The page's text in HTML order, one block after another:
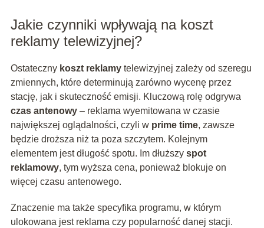
Jakie czynniki wpływają na koszt
reklamy telewizyjnej?
Ostateczny koszt reklamytelewizyjnej zależy od szeregu
zmiennych, które determinują zarówno wycenę przez
stację, jak i skuteczność emisji. Kluczową rolę odgrywa
czas antenowy– reklama wyemitowana w czasie
największej oglądalności, czyli w prime time, zawsze
będzie droższa niż ta poza szczytem. Kolejnym
elementem jest długość spotu. Im dłuższy spot
reklamowy, tym wyższa cena, ponieważ blokuje on
więcej czasu antenowego.
Znaczenie ma także specyfika programu, w którym
ulokowana jest reklama czy popularność danej stacji.